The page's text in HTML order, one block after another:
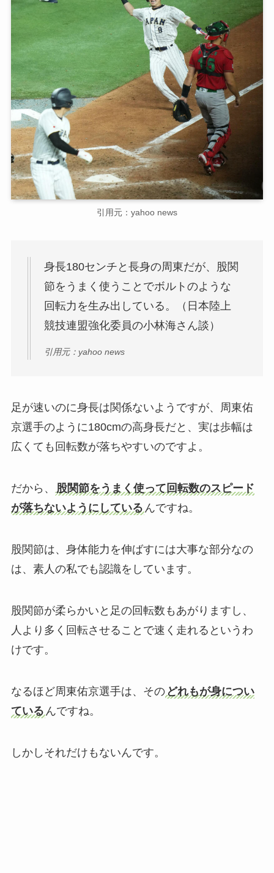
引用元：yahoo news
身長180センチと長身の周東だが、
股関
節をうまく使うこと でボルトのような
回転力を生み出している。（日本陸上
競技連盟強化委員の小林海さん談）
引用元：yahoo news
足が速いのに身長は関係ないようですが、周東佑
京選手のように180cmの高身長だと、実は歩幅は
広くても回転数が落ちやすいのですよ。
だから、
股関節をうまく使って回転数のスピード
が落ちないようにしている んですね。
股関節は、身体能力を伸ばすには大事な部分なの
は、素人の私でも認識をしています。
股関節が柔らかいと足の回転数もあがりますし、
人より多く回転させることで速く走れるというわ
けです。
なるほど周東佑京選手は、その どれもが身につい
ている んですね。
しかしそれだけもないんです。